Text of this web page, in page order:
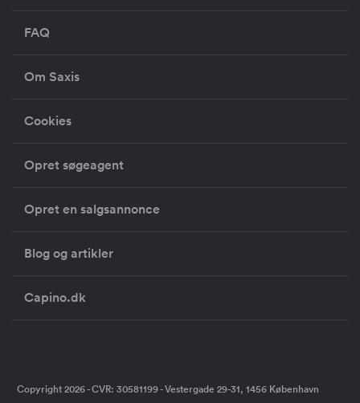
FAQ
Om Saxis
Cookies
Opret søgeagent
Opret en salgsannonce
Blog og artikler
Capino.dk
Copyright 2026 - CVR: 30581199 - Vestergade 29-31, 1456 København